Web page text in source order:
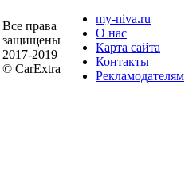
Все права
защищены
2017-2019
© CarExtra
my-niva.ru
О нас
Карта сайта
Контакты
Рекламодателям